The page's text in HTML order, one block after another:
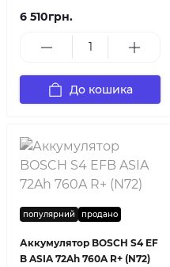
6 510грн.
До кошика
популярний продано
Аккумулятор BOSCH S4 EF
B ASIA 72Ah 760A R+ (N72)